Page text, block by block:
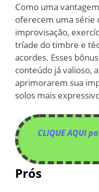
Como uma
oferecem uma série
improvisação,
tríade do timbre e
acordes. Esses
conteúdo já valioso,
aprimorarem sua
solos mais
CLIQUE AQUI
Prós